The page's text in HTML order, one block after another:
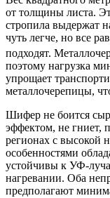
от толщины листа.
стропила выдержат
чуть легче, но все
подходят.
поэтому нагрузка
упрощает
металлочерепицы,
Шифер не боится
эффектом, не гниет,
регионах с высокой
особенностями
устойчивы к УФ-
нагревании. Оба
предполагают